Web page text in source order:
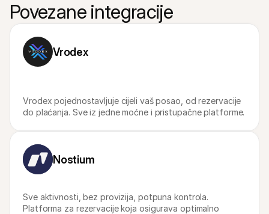
Povezane integracije
Vrodex
Vrodex pojednostavljuje cijeli vaš posao, od rezervacije
do plaćanja. Sve iz jedne moćne i pristupačne platforme.
Nostium
Sve aktivnosti, bez provizija, potpuna kontrola.
Platforma za rezervacije koja osigurava optimalno
Za kupce
Saznajte zašto je Mollie na vašem bankovnom izvodu
Obratite se našem timu za korisničku podršku
Kontaktirajte prodaju
Otkrijte kako vam možemo pomoći u poslovanju